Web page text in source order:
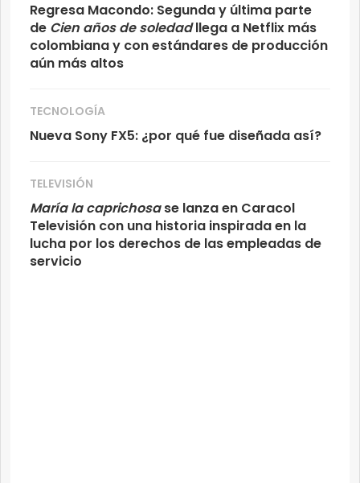
Regresa Macondo: Segunda y última parte
de Cien años de soledadllega a Netflix más
colombiana y con estándares de producción
aún más altos
TECNOLOGÍA
Nueva Sony FX5: ¿por qué fue diseñada así?
TELEVISIÓN
María la caprichosase lanza en Caracol
Televisión con una historia inspirada en la
lucha por los derechos de las empleadas de
servicio